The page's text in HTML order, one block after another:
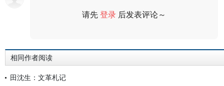
请先登录 后发表评论～
相同作者阅读
田沈生：文革札记